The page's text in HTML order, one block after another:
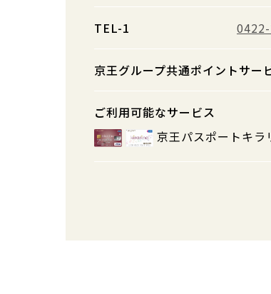
TEL-1
京王グループ共通ポイントサー
ご利用可能なサービス
京王パスポートキラ